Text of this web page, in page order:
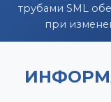
трубами SML
при